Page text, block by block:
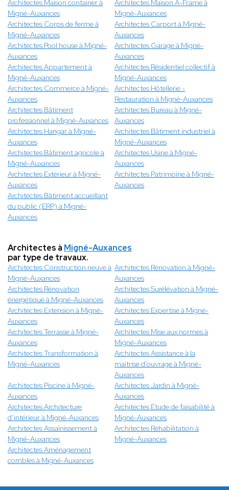
Architectes Maison container à
Migné-Auxances
Architectes Maison A-Frame à
Migné-Auxances
Architectes Corps de ferme à
Migné-Auxances
Architectes Carport à Migné-
Auxances
Architectes Pool house à Migné-
Auxances
Architectes Garage à Migné-
Auxances
Architectes Appartement à
Migné-Auxances
Architectes Résidentiel collectif à
Migné-Auxances
Architectes Commerce à Migné-
Auxances
Architectes Hôtellerie -
Restauration à Migné-Auxances
Architectes Bâtiment
professionnel à Migné-Auxances
Architectes Bureau à Migné-
Auxances
Architectes Hangar à Migné-
Auxances
Architectes Bâtiment industriel à
Migné-Auxances
Architectes Bâtiment agricole à
Migné-Auxances
Architectes Usine à Migné-
Auxances
Architectes Extérieur à Migné-
Auxances
Architectes Patrimoine à Migné-
Auxances
Architectes Bâtiment accueillant
du public (ERP) à Migné-
Auxances
Architectes à Migné-Auxances
par type de travaux.
Architectes Construction neuve à
Migné-Auxances
Architectes Rénovation à Migné-
Auxances
Architectes Rénovation
énergétique à Migné-Auxances
Architectes Surélévation à Migné-
Auxances
Architectes Extension à Migné-
Auxances
Architectes Expertise à Migné-
Auxances
Architectes Terrasse à Migné-
Auxances
Architectes Mise aux normes à
Migné-Auxances
Architectes Transformation à
Migné-Auxances
Architectes Assistance à la
maitrise d'ouvrage à Migné-
Auxances
Architectes Piscine à Migné-
Auxances
Architectes Jardin à Migné-
Auxances
Architectes Architecture
d’intérieur à Migné-Auxances
Architectes Étude de faisabilité à
Migné-Auxances
Architectes Assainissement à
Migné-Auxances
Architectes Réhabilitation à
Migné-Auxances
Architectes Aménagement
combles à Migné-Auxances